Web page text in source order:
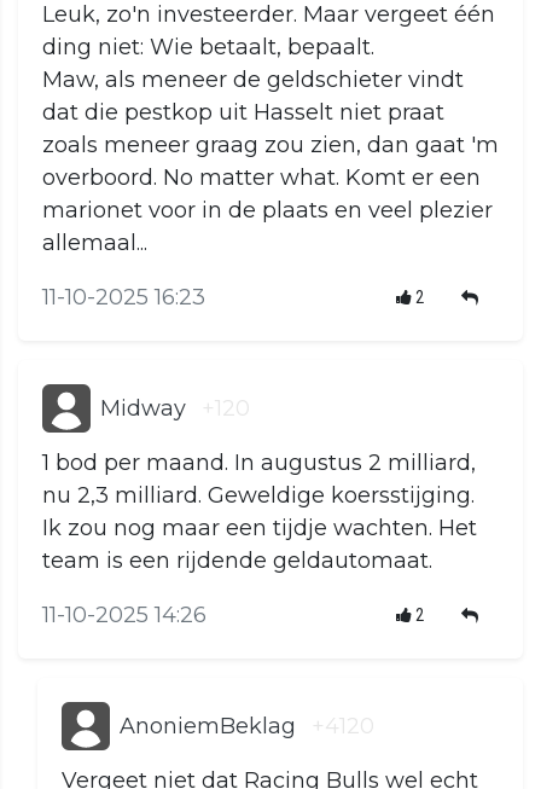
Leuk, zo'n investeerder. Maar vergeet één
ding niet: Wie betaalt, bepaalt.
Maw, als meneer de geldschieter vindt
dat die pestkop uit Hasselt niet praat
zoals meneer graag zou zien, dan gaat 'm
overboord. No matter what. Komt er een
marionet voor in de plaats en veel plezier
allemaal...
11-10-2025 16:23 2
Midway +120
1 bod per maand. In augustus 2 milliard,
nu 2,3 milliard. Geweldige koersstijging.
Ik zou nog maar een tijdje wachten. Het
team is een rijdende geldautomaat.
11-10-2025 14:26 2
AnoniemBeklag +4120
Vergeet niet dat Racing Bulls wel echt